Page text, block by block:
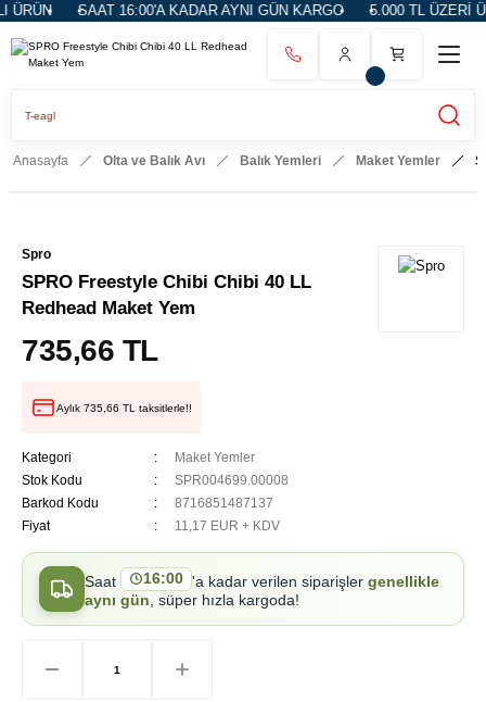
SAAT 16:00'A KADAR AYNI GÜN KARGO 5.000 TL ÜZERİ
Anasayfa Olta ve Balık Avı Balık Yemleri Maket Yemler
Spro
SPRO Freestyle Chibi Chibi 40 LL
Redhead Maket Yem
735,66 TL
Aylık 735,66 TL taksitlerle!!
Kategori
Maket Yemler
Stok Kodu
SPR004699.00008
Barkod Kodu
8716851487137
Fiyat
11,17 EUR + KDV
Saat 16:00 'a kadar verilen siparişler genellikle
aynı gün, süper hızla kargoda!